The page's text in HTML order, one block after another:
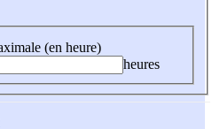
(en heure)
heures